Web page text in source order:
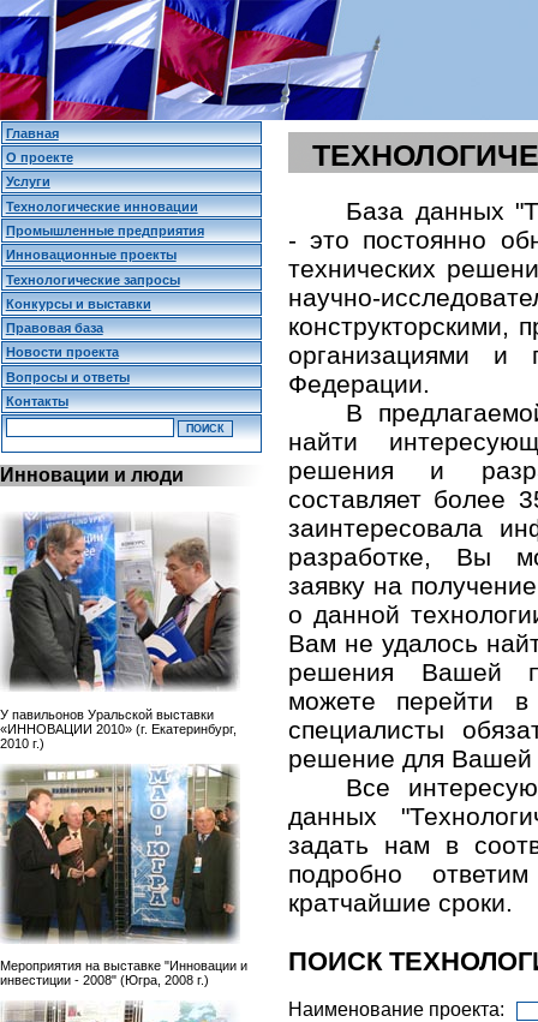
База данных
- это постоянно
технических
научно-
организациями и
Федерации.
В
найти
решения и
составляет более
заинтересовала
разработке, Вы
заявку на
о данной
Вам не удалось
решения Вашей
можете перейти
специалисты
решение для Вашей
Все
данных
задать нам в
подробно
кратчайшие сроки.
ПОИСК
Наименование проекта:
Главная
О проекте
Услуги
Технологические инновации
Промышленные предприятия
Инновационные проекты
Технологические запросы
Конкурсы и выставки
Правовая база
Новости проекта
Вопросы и ответы
Контакты
Инновации и люди
У павильонов Уральской выставки
«ИННОВАЦИИ 2010» (г. Екатеринбург,
2010 г.)
Мероприятия на выставке "Инновации и
инвестиции - 2008" (Югра, 2008 г.)